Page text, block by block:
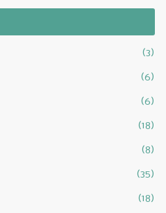
(3)
(6)
(6)
(18)
(8)
(35)
(18)